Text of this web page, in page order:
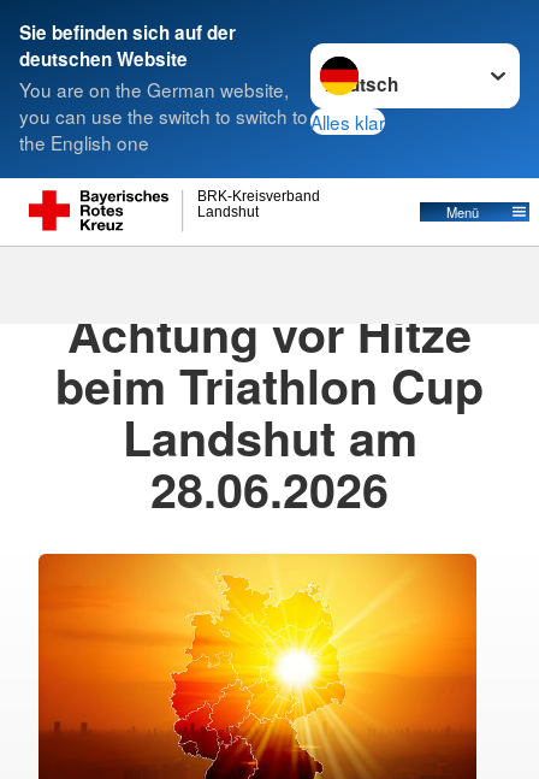
Sie befinden sich auf der
deutschen Website
You are on the German website,
you can use the switch to switch to
the English one
Sprache wechseln zu
Alles klar
Landshut
BRK-Kreisverband
Menü
Suche
Achtung vor Hitze
beim Triathlon Cup
Landshut am
28.06.2026